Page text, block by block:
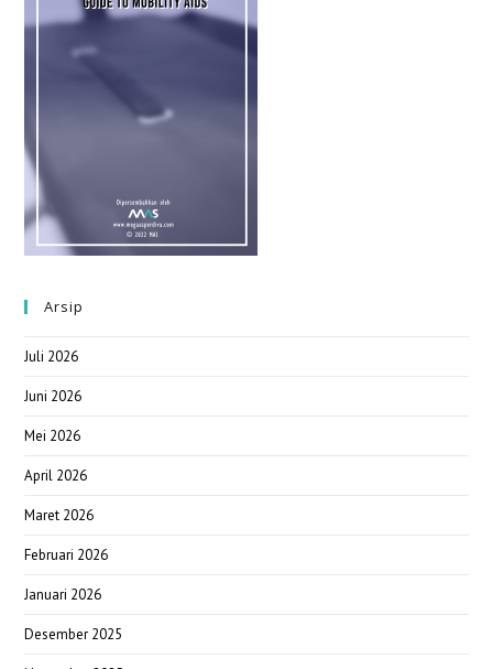
Arsip
Juli 2026
Juni 2026
Mei 2026
April 2026
Maret 2026
Februari 2026
Januari 2026
Desember 2025